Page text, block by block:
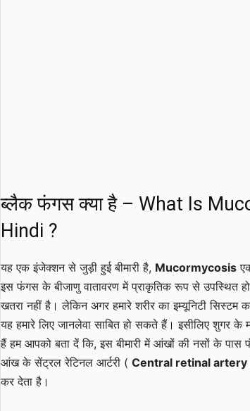
ब्लैक फंगस क्या है – What Is
Hindi ?
यह एक इंजेक्शन से जुड़ी हुई बीमारी है, Mucormycosis
इस फंगस के बीजाणु वातावरण में प्राकृतिक रूप से उपस्थित
खतरा नहीं है। लेकिन अगर हमारे शरीर का इम्यूनिटी सिस्टम
यह हमारे लिए जानलेवा साबित हो सकते हैं। इसीलिए शुगर के
हैं हम आपको बता दें कि, इस बीमारी में आंखों की नसों के पास
आंख के सेंट्रल रेटिनल आर्टरी ( Central retinal artery
कर देता है।